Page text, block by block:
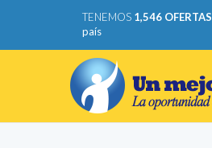
TENEMOS 1,546 OFERTAS
país